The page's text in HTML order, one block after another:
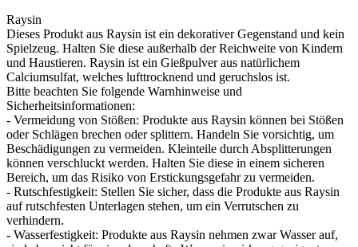
Raysin
Dieses Produkt aus Raysin ist ein dekorativer Gegenstand und kein
Spielzeug. Halten Sie diese außerhalb der Reichweite von Kindern
und Haustieren. Raysin ist ein Gießpulver aus natürlichem
Calciumsulfat, welches lufttrocknend und geruchslos ist.
Bitte beachten Sie folgende Warnhinweise und
Sicherheitsinformationen:
- Vermeidung von Stößen: Produkte aus Raysin können bei Stößen
oder Schlägen brechen oder splittern. Handeln Sie vorsichtig, um
Beschädigungen zu vermeiden. Kleinteile durch Absplitterungen
können verschluckt werden. Halten Sie diese in einem sicheren
Bereich, um das Risiko von Erstickungsgefahr zu vermeiden.
- Rutschfestigkeit: Stellen Sie sicher, dass die Produkte aus Raysin
auf rutschfesten Unterlagen stehen, um ein Verrutschen zu
verhindern.
- Wasserfestigkeit: Produkte aus Raysin nehmen zwar Wasser auf,